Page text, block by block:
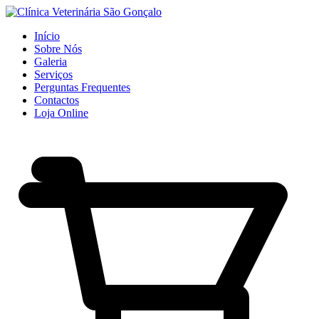
Início
Sobre Nós
Galeria
Serviços
Perguntas Frequentes
Contactos
Loja Online